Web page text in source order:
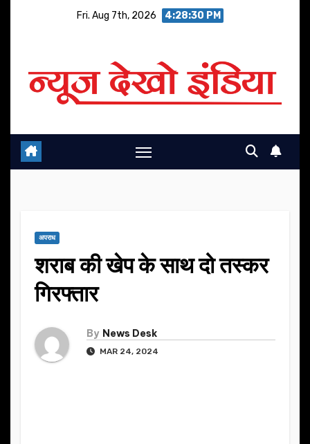
Fri. Aug 7th, 2026 4:28:31 PM
अपराध
शराब की खेप के साथ दो तस्कर
गिरफ्तार
By News Desk
MAR 24, 2024